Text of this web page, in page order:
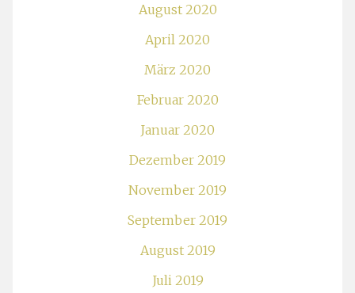
August 2020
April 2020
März 2020
Februar 2020
Januar 2020
Dezember 2019
November 2019
September 2019
August 2019
Juli 2019